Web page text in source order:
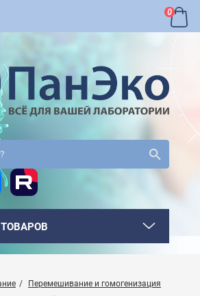
0
Перемешивание и гомогенизация